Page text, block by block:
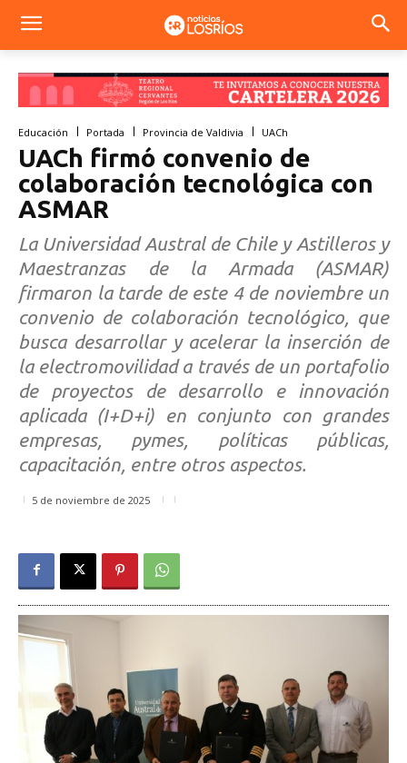
Educación Portada Provincia de Valdivia UACh
UACh firmó convenio de
colaboración tecnológica con
ASMAR
La Universidad Austral de Chile y Astilleros y
Maestranzas de la Armada (ASMAR)
firmaron la tarde de este 4 de noviembre un
convenio de colaboración tecnológico, que
busca desarrollar y acelerar la inserción de
la electromovilidad a través de un portafolio
de proyectos de desarrollo e innovación
aplicada (I+D+i) en conjunto con grandes
empresas, pymes, políticas públicas,
capacitación, entre otros aspectos.
5 de noviembre de 2025